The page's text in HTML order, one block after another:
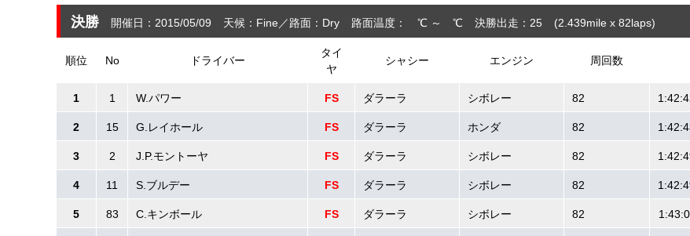
決勝 開催日：2015/05/09 天候：Fine 路面：Dry 路面温度： ℃ ～ ℃ 決勝出走：25 (2.439mile x 82laps)
順位 No ドライバー
タイ
ヤ
シャシー エンジン 周回数
1 1 W.パワー FS ダラーラ シボレー 82
2 15 G.レイホール FS ダラーラ ホンダ 82
3 2 J.P.モントーヤ FS ダラーラ シボレー 82
4 11 S.ブルデー FS ダラーラ シボレー 82
5 83 C.キンボール FS ダラーラ シボレー 82